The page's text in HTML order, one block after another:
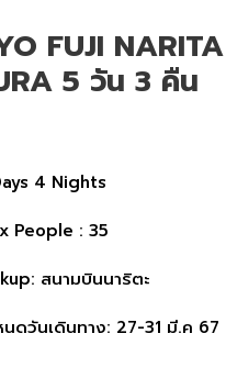
FUJI NARITA
5 วัน 3 คืน
4 Nights
People : 35
สนามบินนาริตะ
นดวันเดินทาง: 27-31 มี.ค 67